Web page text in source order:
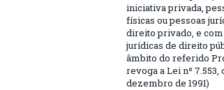
iniciativa privada,
físicas ou pessoas
direito privado, e
jurídicas de direito
âmbito do referido
revoga a Lei nº 7.553,
dezembro de 1991)